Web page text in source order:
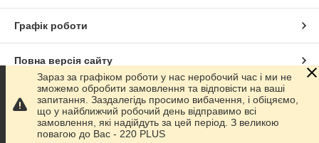
Графік роботи
Повна версія сайту
Сайт створено на маркетплейсіProm.ua
Політика конфіденційності
Зараз за графіком роботи у нас неробочий час і ми не
зможемо обробити замовлення та відповісти на ваші
запитання. Заздалегідь просимо вибачення, і обіцяємо,
що у найближчий робочий день відправимо всі
замовлення, які надійдуть за цей період. З великою
повагою до Ваc - 220 PLUS